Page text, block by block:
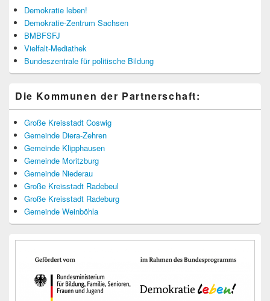
Demokratie leben!
Demokratie-Zentrum Sachsen
BMBFSFJ
Vielfalt-Mediathek
Bundeszentrale für politische Bildung
Die Kommunen der Partnerschaft:
Große Kreisstadt Coswig
Gemeinde Diera-Zehren
Gemeinde Klipphausen
Gemeinde Moritzburg
Gemeinde Niederau
Große Kreisstadt Radebeul
Große Kreisstadt Radeburg
Gemeinde Weinböhla